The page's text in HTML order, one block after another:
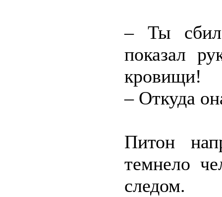
– Ты
показал
кровищи!
– Откуда
Питон
темнело
следом.